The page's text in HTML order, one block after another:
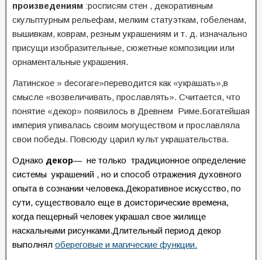
произведениям :росписям стен , декоративным
скульптурным рельефам, мелким статуэткам, гобеленам,
вышивкам, коврам, резным украшениям и т. д. изначально
присущи изобразительные, сюжетные композиции или
орнаментальные украшения.
Латинское » decorare»переводится как «украшать»,в
смысле «возвеличивать, прославлять». Считается, что
понятие «декор» появилось в Древнем Риме.Богатейшая
империя упивалась своим могуществом и прославляла
свои победы. Повсюду царил культ украшательства.
Однако декор— не только традиционное определение
системы украшений , но и способ отражения духовного
опыта в сознании человека.Декоративное искусство, по
сути, существовало еще в доисторические времена,
когда пещерный человек украшал свое жилище
наскальными рисунками.Длительный период декор
выполнял обереговые и магические функции.